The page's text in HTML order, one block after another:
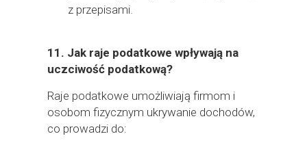
z przepisami.
11. Jak raje podatkowe wpływają na
uczciwość podatkową?
Raje podatkowe umożliwiają firmom i
osobom fizycznym ukrywanie dochodów,
co prowadzi do: